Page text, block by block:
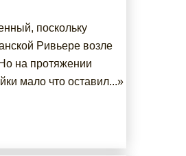
поскольку
Ривьере возле
на протяжении
мало что оставил...»